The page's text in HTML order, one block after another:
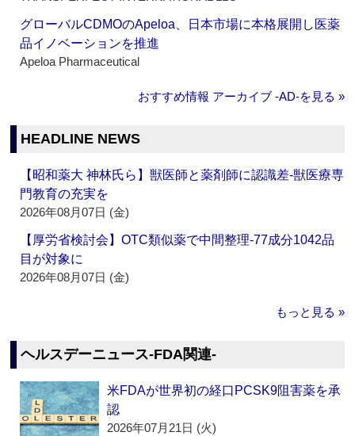
グローバルCDMOのApeloa、日本市場に本格展開し医薬
品イノベーションを推進
Apeloa Pharmaceutical
おすすめ情報 アーカイブ ‐AD‐を見る »
HEADLINE NEWS
【昭和薬大 神林氏ら】獣医師と薬剤師に認識差‐獣医療専
門教育の充実を
2026年08月07日 (金)
【厚労省検討会】OTC類似薬で中間整理‐77成分1042品
目が対象に
2026年08月07日 (金)
もっと見る »
ヘルスデーニュース‐FDA関連‐
米FDAが世界初の経口PCSK9阻害薬を承
認
2026年07月21日 (火)